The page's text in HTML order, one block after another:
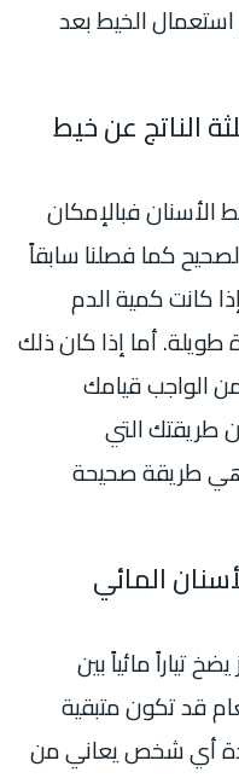
استعمال الخيط بعد
الناتج عن خيط
الأسنان فبالإمكان
كما فصلنا سابقاً
كانت كمية الدم
أما إذا كان ذلك
الواجب قيامك
طريقتك التي
طريقة صحيحة
المائي
تياراً مائياً بين
قد تكون متبقية
أي شخص يعاني من